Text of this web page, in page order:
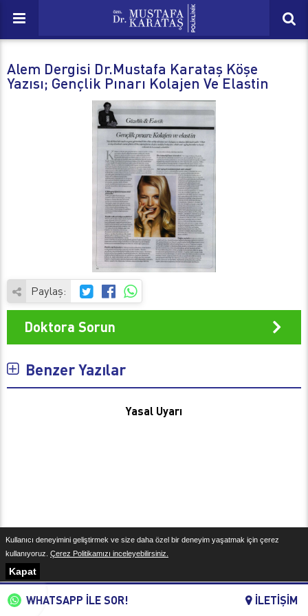
Alem Dergisi Dr.Mustafa Karataş Köşe
Yazısı; Gençlik Pınarı Kolajen Ve Elastin
Paylaş:
Doktora Sorun
Benzer Yazılar
Yasal Uyarı
WHATSAPP İLE SOR! İLETİŞİM
Kullanıcı deneyimini geliştirmek ve size daha özel bir deneyim yaşatmak için çerez
kullanıyoruz. Çerez Politikamızı inceleyebilirsiniz.
Kapat